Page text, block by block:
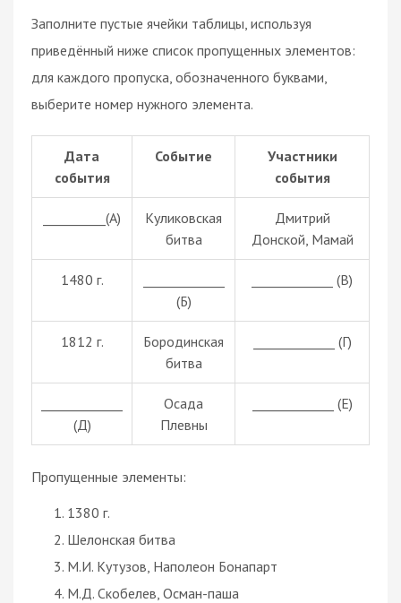
Заполните пустые ячейки таблицы, используя
приведённый ниже список пропущенных элементов:
для каждого пропуска, обозначенного буквами,
выберите номер нужного элемента.
Дата
события
Событие
Участники
события
__________(А)
Куликовская
битва
Дмитрий
Донской, Мамай
1480 г.
(Б)
_____________ (В)
1812 г.
Бородинская
битва
_____________ (Г)
(Д)
Осада
Плевны
_____________ (Е)
Пропущенные элементы:
1380 г.
Шелонская битва
М.И. Кутузов, Наполеон Бонапарт
М.Д. Скобелев, Осман-паша